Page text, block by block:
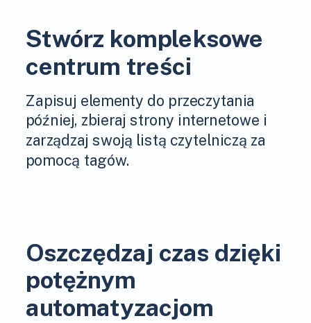
Stwórz kompleksowe
centrum treści
Zapisuj elementy do przeczytania
później, zbieraj strony internetowe i
zarządzaj swoją listą czytelniczą za
pomocą tagów.
Oszczędzaj czas dzięki
potężnym
automatyzacjom